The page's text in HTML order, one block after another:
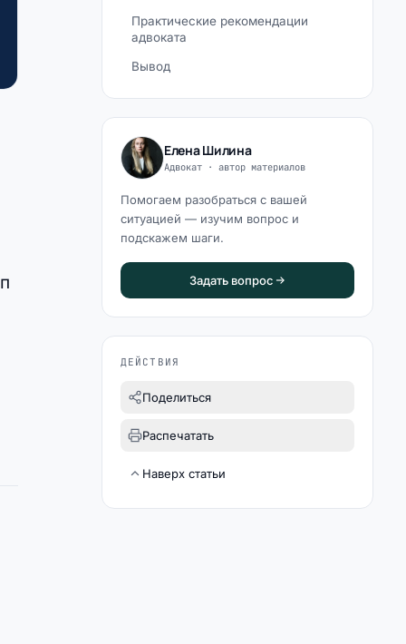
Практические рекомендации
адвоката
Вывод
Елена Шилина
Адвокат · автор материалов
Помогаем разобраться с вашей
ситуацией — изучим вопрос и
подскажем шаги.
Задать вопрос
ДЕЙСТВИЯ
Поделиться
Распечатать
Наверх статьи